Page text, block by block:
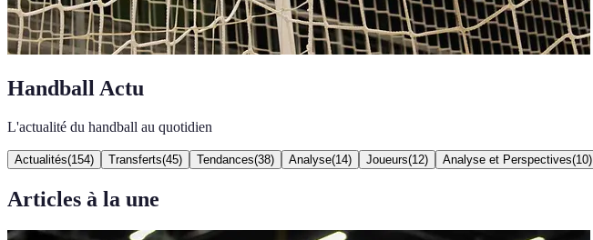
Handball Actu
L'actualité du handball au quotidien
Actualités(154) Transferts(45) Tendances(38) Analyse(14) Joueurs(12) Analyse et Perspectives(10)
Articles à la une